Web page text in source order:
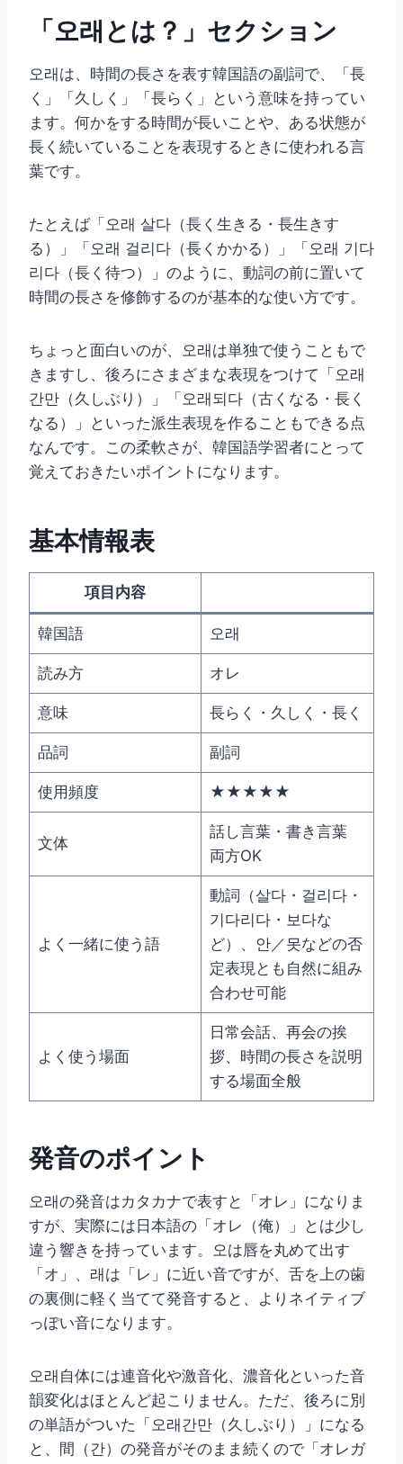
「오래とは？」セクション
오래は、時間の長さを表す韓国語の副詞で、「長
く」「久しく」「長らく」という意味を持ってい
ます。何かをする時間が長いことや、ある状態が
長く続いていることを表現するときに使われる言
葉です。
たとえば「오래 살다（長く生きる・長生きす
る）」「오래 걸리다（長くかかる）」「오래 기다
리다（長く待つ）」のように、動詞の前に置いて
時間の長さを修飾するのが基本的な使い方です。
ちょっと面白いのが、오래は単独で使うこともで
きますし、後ろにさまざまな表現をつけて「오래
간만（久しぶり）」「오래되다（古くなる・長く
なる）」といった派生表現を作ることもできる点
なんです。この柔軟さが、韓国語学習者にとって
覚えておきたいポイントになります。
基本情報表
項目内容
韓国語 오래
読み方 オレ
意味 長らく・久しく・長く
品詞 副詞
使用頻度 ★★★★★
文体
話し言葉・書き言葉
両方OK
よく一緒に使う語
動詞（살다・걸리다・
기다리다・보다な
ど）、안／못などの否
定表現とも自然に組み
合わせ可能
よく使う場面
日常会話、再会の挨
拶、時間の長さを説明
する場面全般
発音のポイント
오래の発音はカタカナで表すと「オレ」になりま
すが、実際には日本語の「オレ（俺）」とは少し
違う響きを持っています。오は唇を丸めて出す
「オ」、래は「レ」に近い音ですが、舌を上の歯
の裏側に軽く当てて発音すると、よりネイティブ
っぽい音になります。
오래自体には連音化や激音化、濃音化といった音
韻変化はほとんど起こりません。ただ、後ろに別
の単語がついた「오래간만（久しぶり）」になる
と、間（간）の発音がそのまま続くので「オレガ